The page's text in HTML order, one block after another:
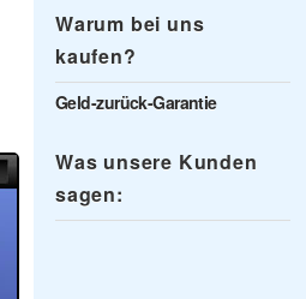
Warum bei uns
kaufen?
Geld-zurück-Garantie
Was unsere Kunden
sagen: